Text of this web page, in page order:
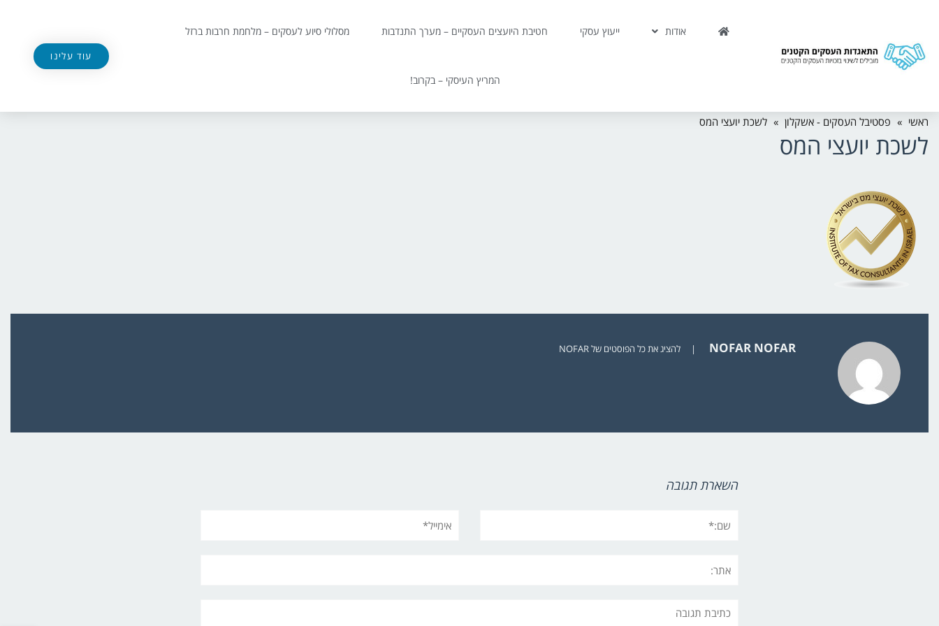
אודות ייעוץ עסקי חטיבת היועצים העסקיים – מערך התנדבות מסלולי סיוע לעסקים – מלחמת חרבות ברזל
המריץ העיסקי – בקרוב!
עוד עלינו
ראשי » פסטיבל העסקים - אשקלון » לשכת יועצי המס
לשכת יועצי המס
NOFAR NOFAR
| להציג את כל הפוסטים של NOFAR
השארת תגובה